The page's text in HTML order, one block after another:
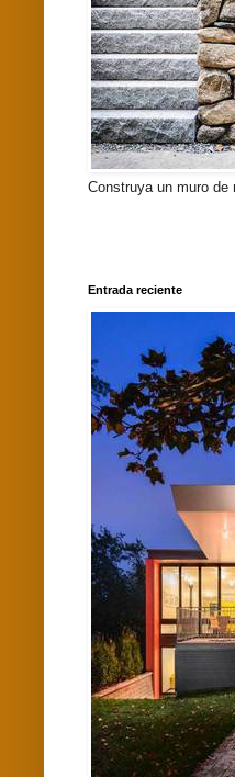
Construya un muro de
Entrada reciente